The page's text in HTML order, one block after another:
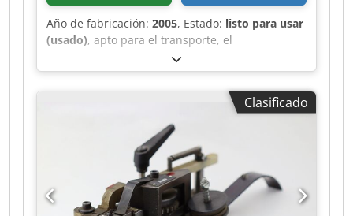
Año de fabricación: 2005, Estado: listo para usar
(usado), apto para el transporte, el
funcionamiento cíclico, el desmolde y el soplado.
Dcjdjh Svyvspfx Ab Sek
Clasificado